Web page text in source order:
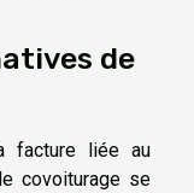
de
facture liée au
covoiturage se